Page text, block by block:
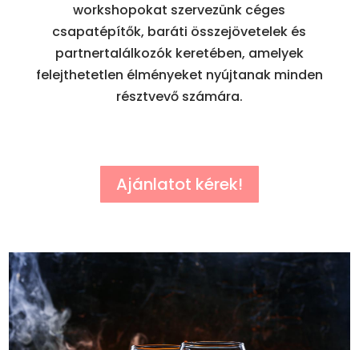
workshopokat szervezünk céges
csapatépítők, baráti összejövetelek és
partnertalálkozók keretében, amelyek
felejthetetlen élményeket nyújtanak minden
résztvevő számára.
Ajánlatot kérek!